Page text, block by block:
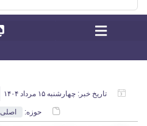
تاریخ خبر: چهارشنبه ۱۵ مرداد ۱۴۰۴
حوزه: اصلی